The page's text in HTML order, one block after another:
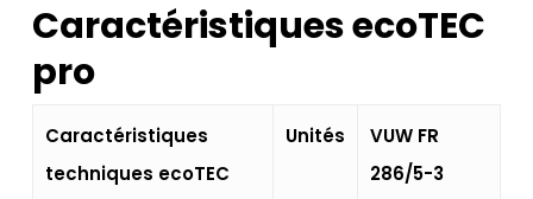
Caractéristiques ecoTEC
pro
Caractéristiques
techniques ecoTEC
Unités
VUW FR
286/5-3